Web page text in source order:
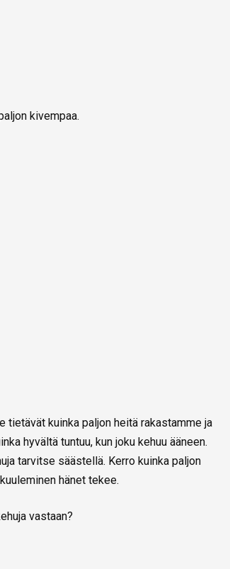
kivempaa.
kuinka paljon heitä rakastamme ja
hyvältä tuntuu, kun joku kehuu ääneen.
tarvitse säästellä. Kerro kuinka paljon
hänet tekee.
vastaan?